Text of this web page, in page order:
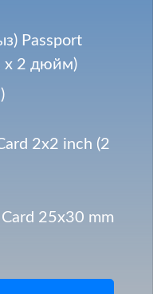
Passport
x 2 дюйм)
2x2 inch (2
25x30 mm